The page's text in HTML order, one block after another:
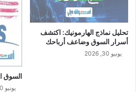
تحليل نماذج الهارمونيك: اكتشف
أسرار السوق وضاعف أرباحك
يونيو 30, 2026
السوق
يونيو 30, 2026